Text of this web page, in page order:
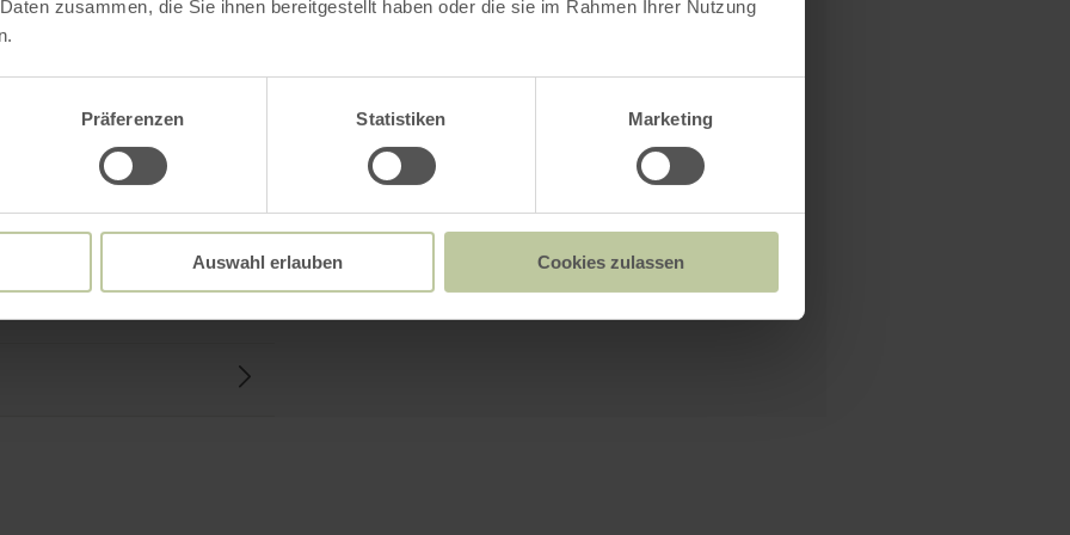
zusammen, die Sie ihnen bereitgestellt haben oder die sie im Rahmen Ihrer Nutzung
Präferenzen Statistiken Marketing
Auswahl erlauben Cookies zulassen